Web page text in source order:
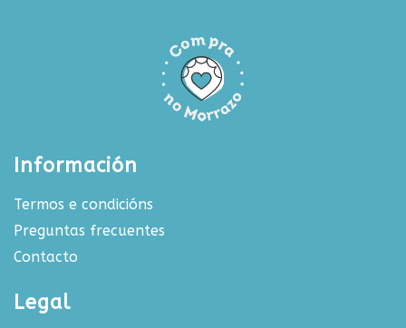
Información
Termos e condicións
Preguntas frecuentes
Contacto
Legal